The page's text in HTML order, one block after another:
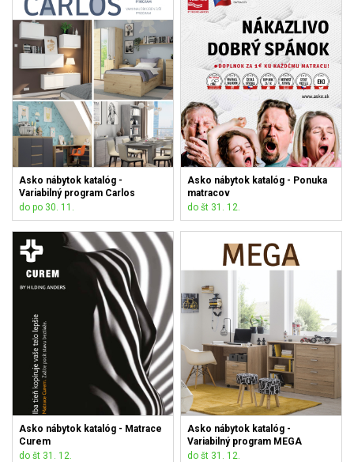
Asko nábytok katalóg -
Variabilný program Carlos
do po 30. 11.
Asko nábytok katalóg - Ponuka
matracov
do št 31. 12.
Asko nábytok katalóg - Matrace
Curem
do št 31. 12.
Asko nábytok katalóg -
Variabilný program MEGA
do št 31. 12.